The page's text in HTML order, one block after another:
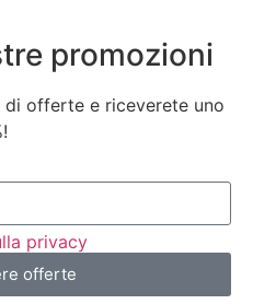
promozioni
offerte e riceverete uno
privacy
offerte